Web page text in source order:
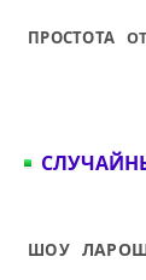
ПРОСТОТА
ШОУ